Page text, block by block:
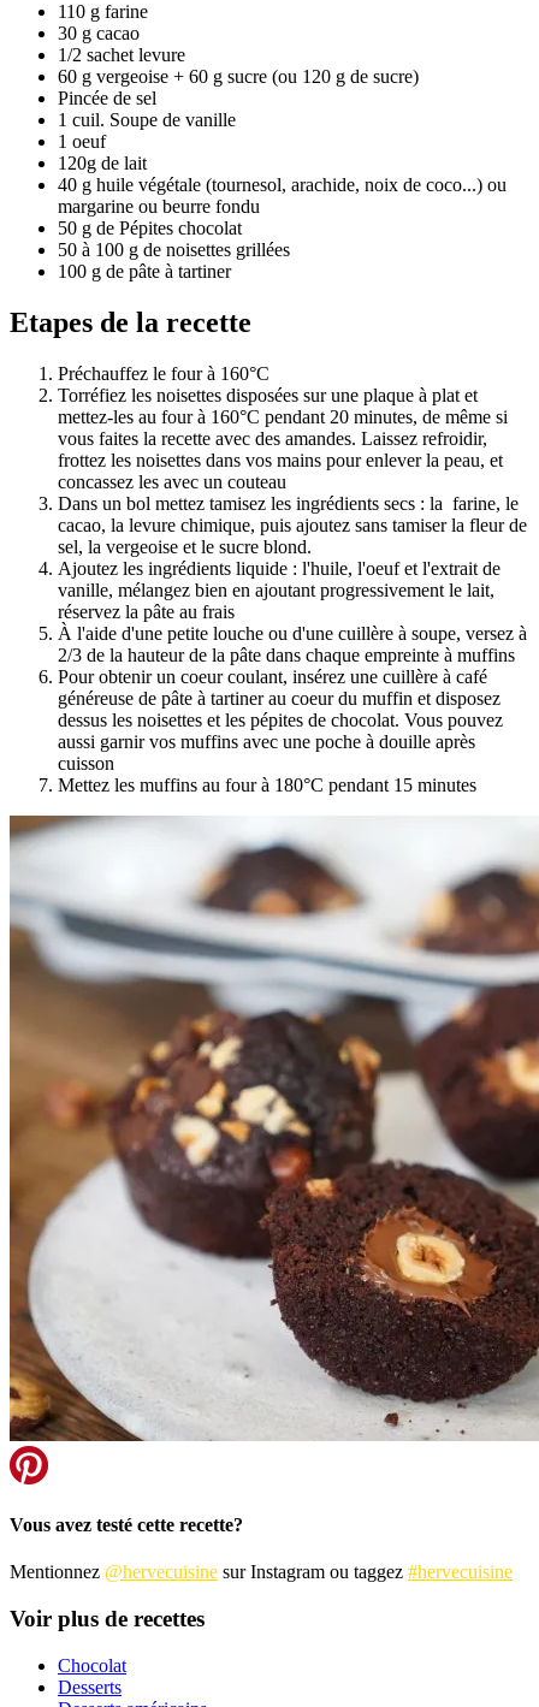
110 g farine
30 g cacao
1/2 sachet levure
60 g vergeoise + 60 g sucre (ou 120 g de sucre)
Pincée de sel
1 cuil. Soupe de vanille
1 oeuf
120g de lait
40 g huile végétale (tournesol, arachide, noix de coco...) ou
margarine ou beurre fondu
50 g de Pépites chocolat
50 à 100 g de noisettes grillées
100 g de pâte à tartiner
Etapes de la recette
Préchauffez le four à 160°C
Torréfiez les noisettes disposées sur une plaque à plat et
mettez-les au four à 160°C pendant 20 minutes, de même si
vous faites la recette avec des amandes. Laissez refroidir,
frottez les noisettes dans vos mains pour enlever la peau, et
concassez les avec un couteau
Dans un bol mettez tamisez les ingrédients secs : la farine, le
cacao, la levure chimique, puis ajoutez sans tamiser la fleur de
sel, la vergeoise et le sucre blond.
Ajoutez les ingrédients liquide : l'huile, l'oeuf et l'extrait de
vanille, mélangez bien en ajoutant progressivement le lait,
réservez la pâte au frais
À l'aide d'une petite louche ou d'une cuillère à soupe, versez à
2/3 de la hauteur de la pâte dans chaque empreinte à muffins
Pour obtenir un coeur coulant, insérez une cuillère à café
généreuse de pâte à tartiner au coeur du muffin et disposez
dessus les noisettes et les pépites de chocolat. Vous pouvez
aussi garnir vos muffins avec une poche à douille après
cuisson
Mettez les muffins au four à 180°C pendant 15 minutes
Vous avez testé cette recette?
Mentionnez @hervecuisine sur Instagram ou taggez #hervecuisine
Voir plus de recettes
Chocolat
Desserts